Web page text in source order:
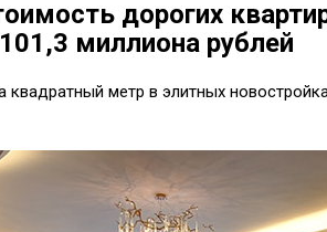
дорогих
миллиона рублей
квадратный метр в элитных